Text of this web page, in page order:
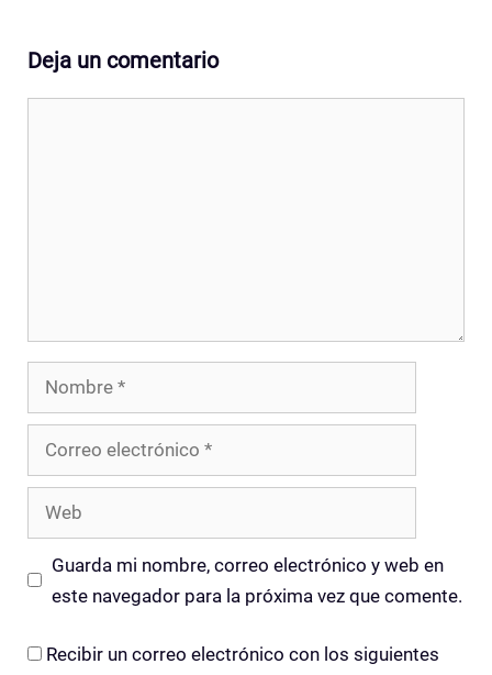
Deja un comentario
Nombre
Correo
Web
Guarda mi nombre, correo electrónico y web en
este navegador para la próxima vez que comente.
Recibir un correo electrónico con los siguientes